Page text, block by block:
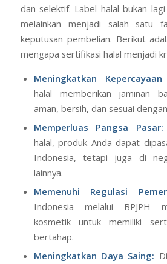
dan selektif. Label halal bukan
melainkan menjadi salah satu
keputusan pembelian. Berikut
mengapa sertifikasi halal menjadi
Meningkatkan Kepercayaan
halal memberikan jaminan
aman, bersih, dan sesuai
Memperluas Pangsa Pasar:
halal, produk Anda dapat
Indonesia, tetapi juga di
lainnya.
Memenuhi Regulasi
Indonesia melalui BPJPH
kosmetik untuk memiliki
bertahap.
Meningkatkan Daya Saing: